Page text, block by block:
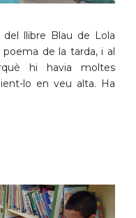
llibre Blau de Lola
poema de la tarda, i al
hi havia moltes
lo en veu alta. Ha